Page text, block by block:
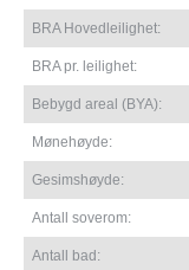
BRA Hovedleilighet:
BRA pr. leilighet:
Bebygd areal (BYA):
Mønehøyde:
Gesimshøyde:
Antall soverom:
Antall bad: